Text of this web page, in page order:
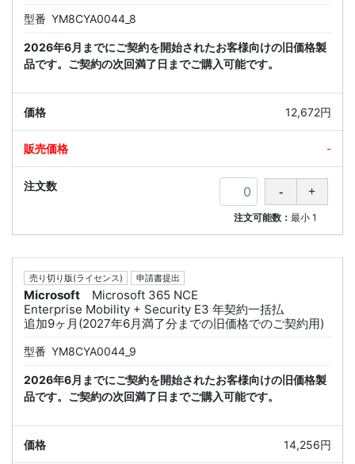
型番 YM8CYA0044_8
2026年6月までにご契約を開始されたお客様向けの旧価格製
品です。ご契約の次回満了日までご購入可能です。
12,672円
-
注文可能数：最小 1
売り切り版(ライセンス) 申請書提出
Microsoft
Microsoft 365 NCE
Enterprise Mobility + Security E3 年契約一括払
追加9ヶ月(2027年6月満了分までの旧価格でのご契約用)
型番 YM8CYA0044_9
2026年6月までにご契約を開始されたお客様向けの旧価格製
品です。ご契約の次回満了日までご購入可能です。
14,256円